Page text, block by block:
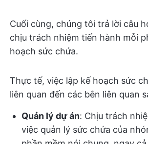
Cuối cùng, chúng tôi trả lời câu
chịu trách nhiệm tiến hành mỗi
hoạch sức chứa.
Thực tế, việc lập kế hoạch sức
liên quan đến các bên liên quan
Quản lý dự án: Chịu trách
việc quản lý sức chứa của